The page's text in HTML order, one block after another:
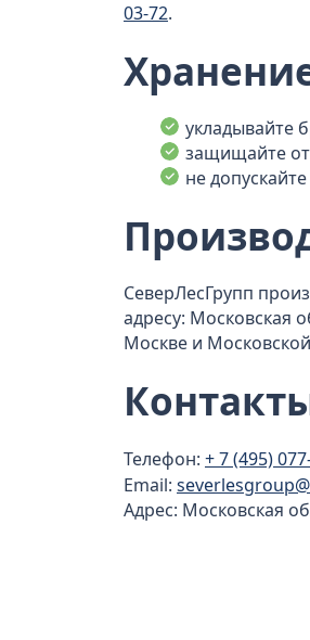
03-72.
укладывайте
защищайте
не
СеверЛесГрупп
адресу: Московская
Москве и
Телефон: + 7 (495)
Email:
Адрес: Московская